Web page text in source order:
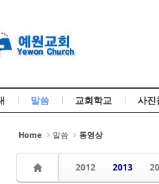
말씀 교회학교 사진
Home 말씀 동영상
2012 2013
치북5
치북5
치북5
치북5